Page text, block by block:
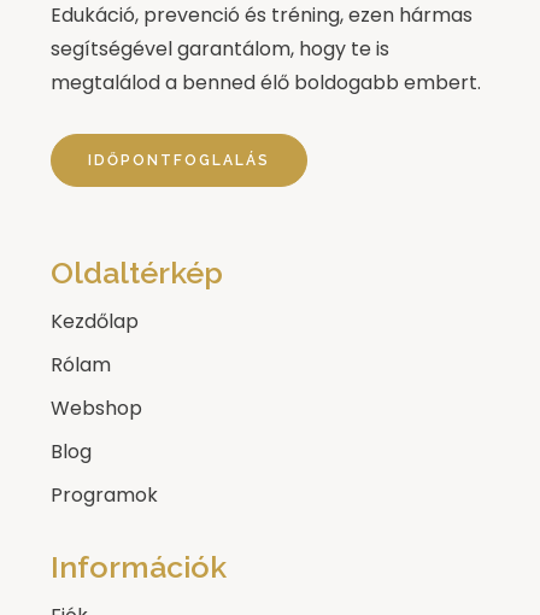
Edukáció, prevenció és tréning, ezen hármas
segítségével garantálom, hogy te is
megtalálod a benned élő boldogabb embert.
IDŐPONTFOGLALÁS
Oldaltérkép
Kezdőlap
Rólam
Webshop
Blog
Programok
Információk